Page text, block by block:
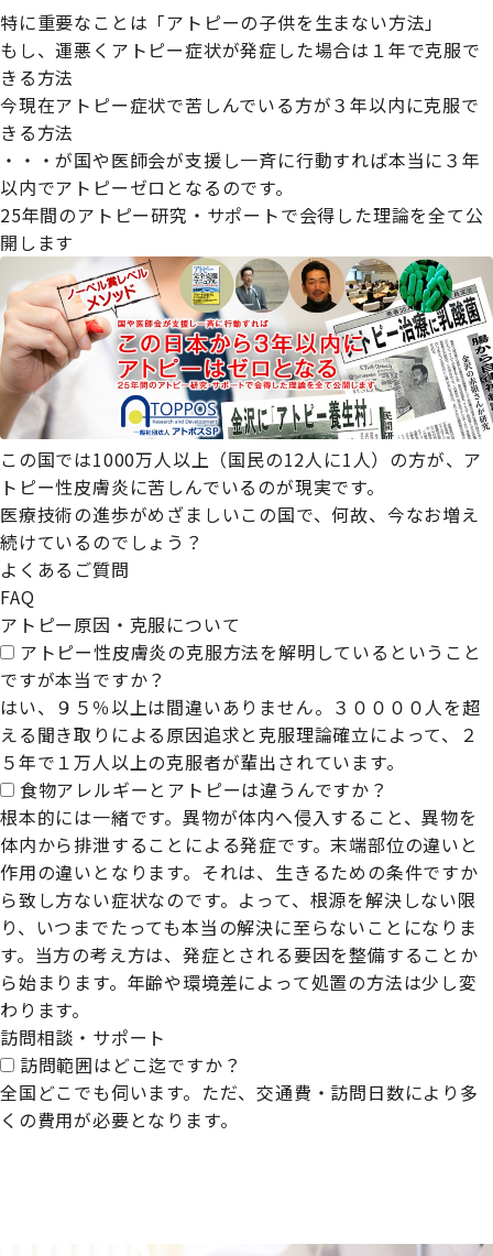
特に重要なことは「アトピーの子供を生まない方法」
もし、運悪くアトピー症状が発症した場合は１年で克服で
きる方法
今現在アトピー症状で苦しんでいる方が３年以内に克服で
きる方法
・・・が国や医師会が支援し一斉に行動すれば本当に３年
以内でアトピーゼロとなるのです。
25年間のアトピー研究・サポートで会得した理論を全て公
開します
この国では1000万人以上（国民の12人に1人）の方が、ア
トピー性皮膚炎に苦しんでいるのが現実です。
医療技術の進歩がめざましいこの国で、何故、今なお増え
続けているのでしょう？
よくあるご質問
FAQ
アトピー原因・克服について
アトピー性皮膚炎の克服方法を解明しているということ
ですが本当ですか？
はい、９５％以上は間違いありません。３００００人を超
える聞き取りによる原因追求と克服理論確立によって、２
５年で１万人以上の克服者が輩出されています。
食物アレルギーとアトピーは違うんですか？
根本的には一緒です。異物が体内へ侵入すること、異物を
体内から排泄することによる発症です。末端部位の違いと
作用の違いとなります。それは、生きるための条件ですか
ら致し方ない症状なのです。よって、根源を解決しない限
り、いつまでたっても本当の解決に至らないことになりま
す。当方の考え方は、発症とされる要因を整備することか
ら始まります。年齢や環境差によって処置の方法は少し変
わります。
訪問相談・サポート
訪問範囲はどこ迄ですか？
全国どこでも伺います。ただ、交通費・訪問日数により多
くの費用が必要となります。